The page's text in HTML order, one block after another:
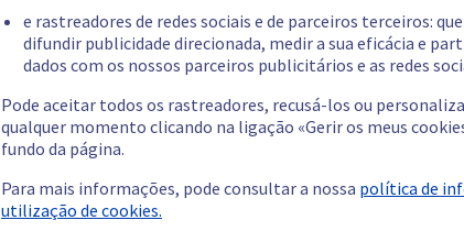
e rastreadores de redes sociais e de parceiros terceiros:
difundir publicidade direcionada, medir a sua eficácia e
dados com os nossos parceiros publicitários e as redes
Pode aceitar todos os rastreadores, recusá-los ou
qualquer momento clicando na ligação «Gerir os meus
fundo da página.
Para mais informações, pode consultar a nossa política de
utilização de cookies.